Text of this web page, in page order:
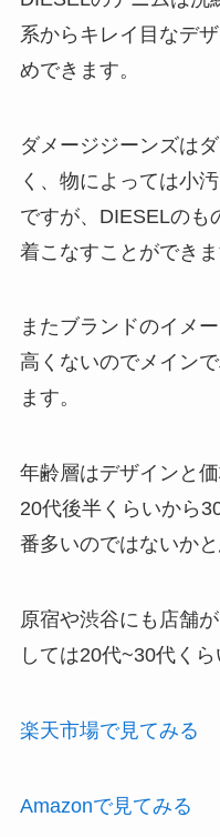
系からキレイ目なデ
めできます。
ダメージジーンズは
く、物によっては小
ですが、DIESELのも
着こなすことができま
またブランドのイメ
高くないのでメイン
ます。
年齢層はデザインと
20代後半くらいから
番多いのではないかと
原宿や渋谷にも店舗
しては20代~30代く
楽天市場で見てみる
Amazonで見てみる